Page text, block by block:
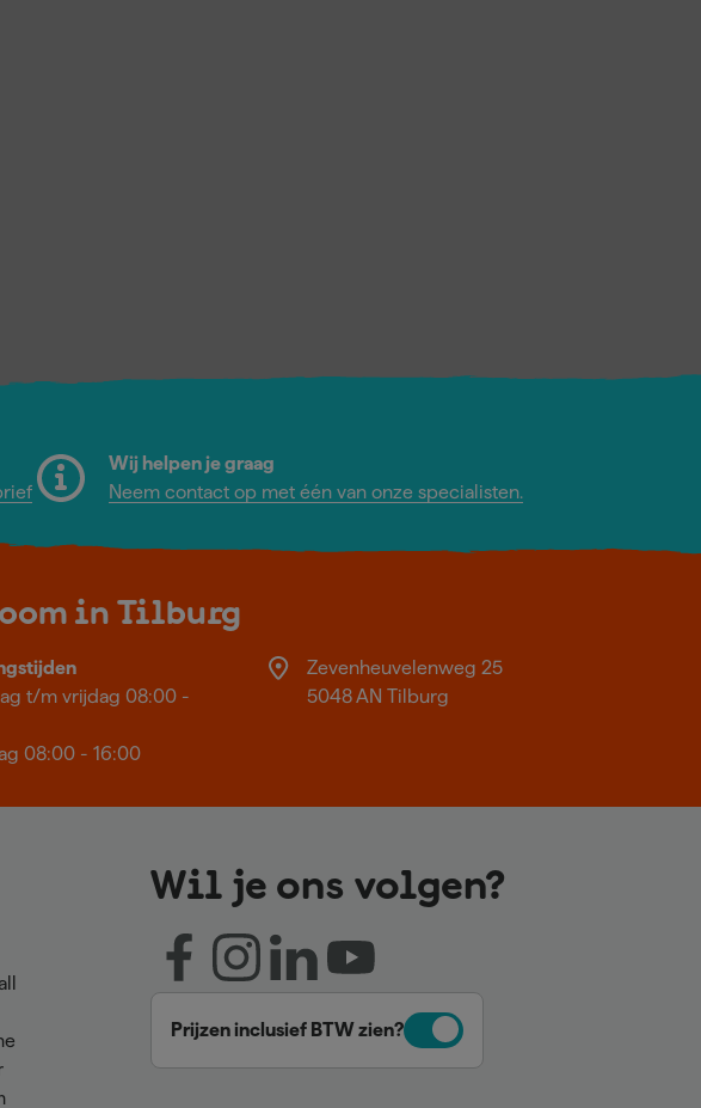
Wij helpen je graag
Neem contact op met één van onze specialisten.
in Tilburg
t/m vrijdag 08:00 -
08:00 - 16:00
Zevenheuvelenweg 25
5048 AN Tilburg
Wil je ons volgen?
Prijzen inclusief BTW zien?